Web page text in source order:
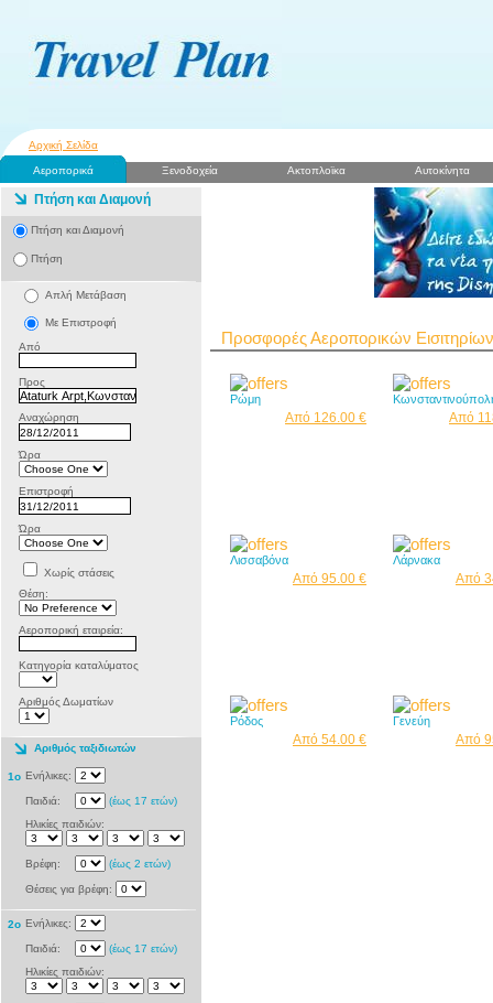
Αρχική Σελίδα
Αεροπορικά Ξενοδοχεία Ακτοπλοϊκα Αυτοκίνητα
Πτήση και Διαμονή
Πτήση και Διαμονή
Πτήση
Απλή Μετάβαση
Με Επιστροφή
Από
Προς
Αναχώρηση
Ώρα
Επιστροφή
Ώρα
Χωρίς στάσεις
Θέση:
Αεροπορική εταιρεία:
Κατηγορία καταλύματος
Αριθμός Δωματίων
Αριθμός ταξιδιωτών
1ο Ενήλικες:
Παιδιά:
(έως 17 ετών)
Ηλικίες παιδιών:
Βρέφη: (έως 2 ετών)
Θέσεις για βρέφη:
2o Ενήλικες:
Παιδιά:
(έως 17 ετών)
Ηλικίες παιδιών:
Προσφορές Αεροπορικών Εισιτηρίων
Ρώμη
Από 126.00 € Από
Λισσαβόνα
Από 95.00 €
Λάρνακα
Από
Ρόδος
Από 54.00 €
Γενεύη
Από